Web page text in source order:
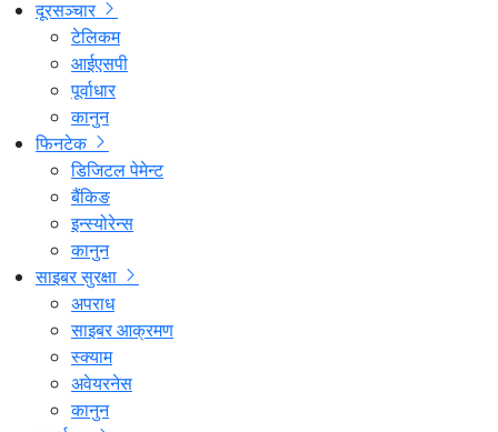
दूरसञ्चार
टेलिकम
आईएसपी
पूर्वाधार
कानुन
फिनटेक
डिजिटल पेमेन्ट
बैंकिङ
इन्स्योरेन्स
कानुन
साइबर सुरक्षा
अपराध
साइबर आक्रमण
स्क्याम
अवेयरनेस
कानुन